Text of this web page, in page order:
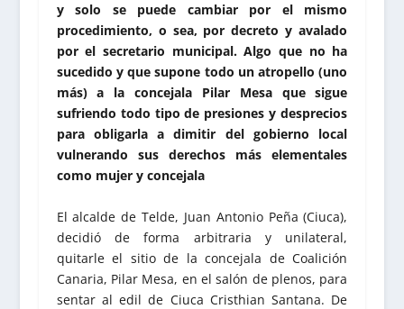
y solo se puede cambiar por el mismo
procedimiento, o sea, por decreto y avalado
por el secretario municipal. Algo que no ha
sucedido y que supone todo un atropello (uno
más) a la concejala Pilar Mesa que sigue
sufriendo todo tipo de presiones y desprecios
para obligarla a dimitir del gobierno local
vulnerando sus derechos más elementales
como mujer y concejala
El alcalde de Telde, Juan Antonio Peña (Ciuca),
decidió de forma arbitraria y unilateral,
quitarle el sitio de la concejala de Coalición
Canaria, Pilar Mesa, en el salón de plenos, para
sentar al edil de Ciuca Cristhian Santana. De